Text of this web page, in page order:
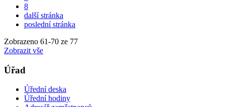
8
další stránka
poslední stránka
Zobrazeno 61-70 ze 77
Zobrazit vše
Úřad
Úřední deska
Úřední hodiny